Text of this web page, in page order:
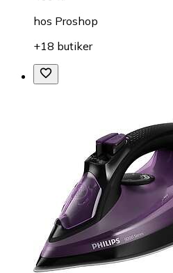
hos Proshop
+18 butiker